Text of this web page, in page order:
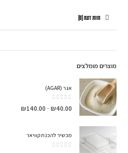
חוות דעת (0)
מוצרים מומלצים
אגר (AGAR)
0
out of 5
₪40.00
–
₪140.00
מכשיר להכנת קוויאר